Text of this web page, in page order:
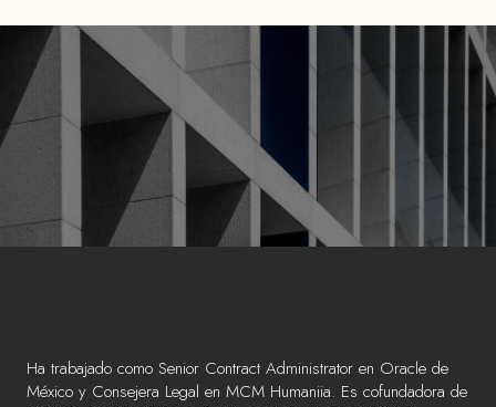
Ha trabajado como Senior Contract Administrator en Oracle de
México y Consejera Legal en MCM Humaniia. Es cofundadora de